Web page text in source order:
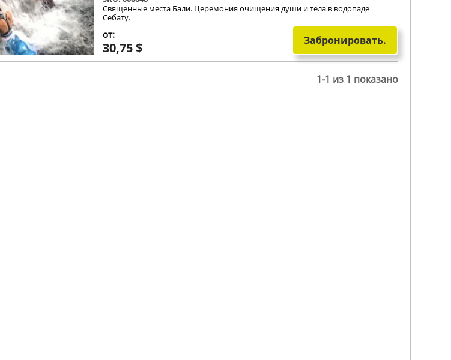
Священные места Бали. Церемония очищения души и тела в водопаде
Себату.
от:
30,75 $ Забронировать.
1-1 из 1 показано